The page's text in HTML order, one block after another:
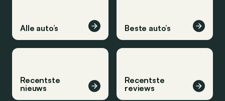
Alle auto’s Beste auto’s
Recentste
nieuws
Recentste
reviews